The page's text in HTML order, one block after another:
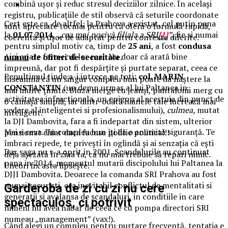
Cert este ca, de altfel, la Prahova a existat, cel putin pana
la01.07.2014,„cea mai nocivă filiala a SRI[1]”, fie si numai
pentru simplul motiv ca, timp de 25 ani, a fost condusa
numaide ofiteri de securitate.
Penultimul tinde a-i intrece pe toti:col. MARIN
CONSTANTIN(un demn urmas al lui Paltanea in
activitatea infractionala, un epigon al acestuia din punct de
vedere al inteligentei si profesionalismului), culmea, mutat
la DJI Dambovita, fara a fi indepartat din sistem, ulterior
pensionat chiar daca facuse politie politica!!!
Dar saga nu s-a oprit in 2001. Scandalurile au continuat
pana in 2014, momentul mutarii discipolului lui Paltanea la
DJJI Dambovita. Deoarece la comanda SRI Prahova au fost
numai securisti, era inevitabil conflictul de mentalitati si
generatii si avalansa de scandaluri, in conditiile in care
nimeni nu avea habar de ceea ce cu pompa directori SRI
numeau „management” (vax!).
combină ușor și reduc stresul deciziilor zilnice. În același
registru, publicațiile de stil observă că seturile coordonate
sunt apreciate tocmai pentru că oferă o formulă rapidă,
coerentă și ușor de adaptat pentru contexte diferite.
Aici apare farmecul lor real. Nu doar că arată bine
împreună, dar pot fi despărțite și purtate separat, ceea ce
înseamnă că un singur compleu bun poate da naștere la
mai multe ținute. Bluza merge cu jeanși, pantalonii merg cu
o cămașă simplă, iar dintr-odată hainele tale lucrează mai
inteligent.
Mai e ceva. Un compleu bun îți dă o anumită siguranță. Te
îmbraci repede, te privești în oglindă și ai senzația că ești
deja așezată în ziua ta, că nu mai trebuie să repari nimic.
Uneori fix asta lipsește.
Garderoba de zi cu zi nu cere
spectaculos, ci potrivit
Când alegi un compleu pentru purtare frecventă, tentația e